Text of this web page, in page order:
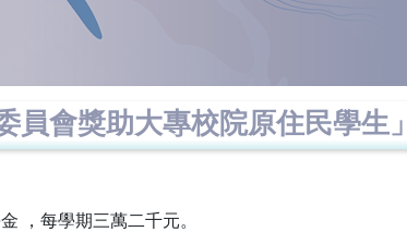
員會獎助大專校院原住民學生
，每學期三萬二千元。